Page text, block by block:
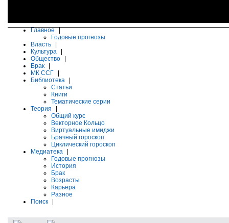
Главное
Годовые прогнозы
Власть
Культура
Общество
Брак
МК ССГ
Библиотека
Статьи
Книги
Тематические серии
Теория
Общий курс
Векторное Кольцо
Виртуальные имиджи
Брачный гороскоп
Циклический гороскоп
Медиатека
Годовые прогнозы
История
Брак
Возрасты
Карьера
Разное
Поиск